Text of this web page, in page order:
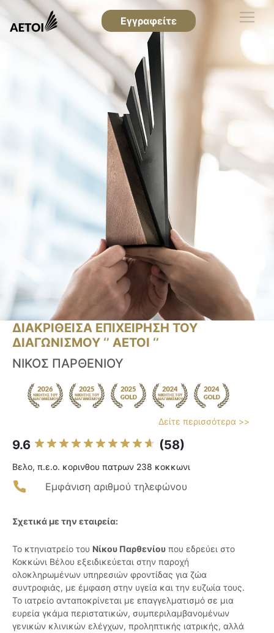
Εγγραφείτε
ΔΙΑΚΡΙΘΕΙΣΑ ΕΠΙΧΕΙΡΗΣΗ ΤΟΥ
ΔΙΑΓΩΝΙΣΜΟΥ ‘’ ΑΕΤΟΙ ‘’
ΝΙΚΟΣ ΠΑΡΘΕΝΙΟΥ
Δείτε περισσότερα >>
9.6 (58)
Βελο, π.ε.ο. κορινθου πατρων 238 κοκκωνι
Εμφάνιση αριθμού τηλεφώνου
Σχετικά με την εταιρεία:
Το κτηνιατρείο του Νίκου Παρθενίου που εδρεύει στο
Κοκκώνι Βέλου εξειδικεύεται στην παροχή
ολοκληρωμένων υπηρεσιών φροντίδας για ζώα
συντροφιάς, με έμφαση στην υγεία και την ευζωία τους.
Το ιατρείο ανταποκρίνεται με επαγγελματισμό σε μια
ευρεία γκάμα περιστατικών, συμπεριλαμβανομένων
γενικών κλινικών ελέγχων, προληπτικής ιατρικής, αλλά